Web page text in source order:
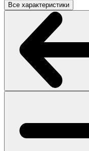
Все характеристики